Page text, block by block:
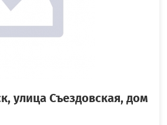
улица Съездовская, дом